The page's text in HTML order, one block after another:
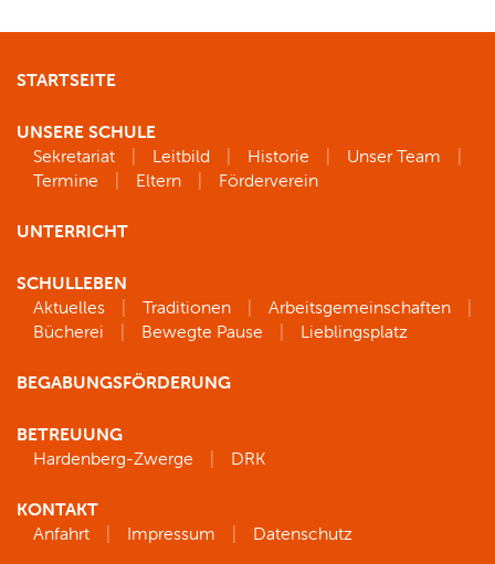
STARTSEITE
UNSERE SCHULE
Sekretariat
Leitbild Historie
Unser Team
Termine
Eltern Förderverein
UNTERRICHT
SCHULLEBEN
Aktuelles
Traditionen
Arbeitsgemeinschaften
Bücherei
Bewegte Pause Lieblingsplatz
BEGABUNGSFÖRDERUNG
BETREUUNG
Hardenberg-Zwerge
DRK
KONTAKT
Anfahrt
Impressum Datenschutz